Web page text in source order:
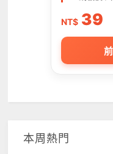
NT$ 39
本周熱門